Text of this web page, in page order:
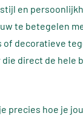
en
te betegelen
of decoratieve
direct de hele
precies hoe je